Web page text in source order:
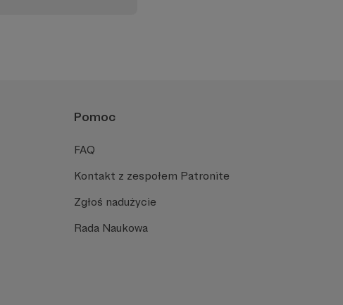
Pomoc
FAQ
Kontakt z zespołem Patronite
Zgłoś nadużycie
Rada Naukowa